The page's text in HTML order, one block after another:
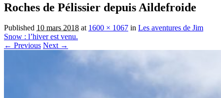
Roches de Pélissier depuis Aildefroide
Published 10 mars 2018 at 1600 × 1067 in Les aventures de Jim
Snow : l’hiver est venu.
← Previous Next →